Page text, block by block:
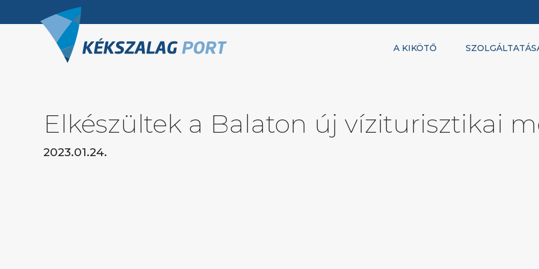
A KIKÖTŐ
Elkészültek a Balaton új víziturisztikai
2023.01.24.